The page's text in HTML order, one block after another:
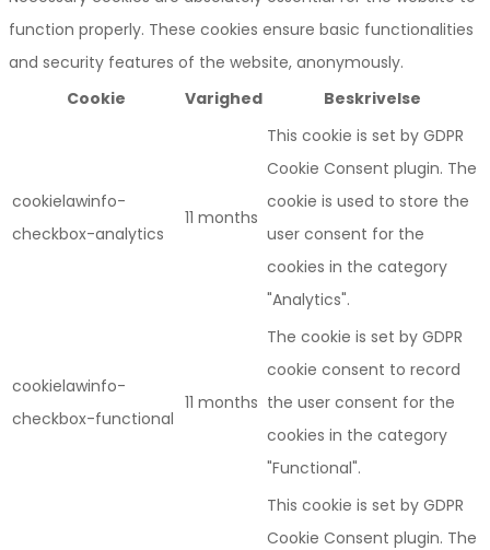
function properly. These cookies ensure basic functionalities
and security features of the website, anonymously.
Cookie
Varighed Beskrivelse
cookielawinfo-
checkbox-analytics
11 months
This cookie is set by GDPR
Cookie Consent plugin. The
cookie is used to store the
user consent for the
cookies in the category
"Analytics".
cookielawinfo-
checkbox-functional
11 months
The cookie is set by GDPR
cookie consent to record
the user consent for the
cookies in the category
"Functional".
This cookie is set by GDPR
Cookie Consent plugin. The